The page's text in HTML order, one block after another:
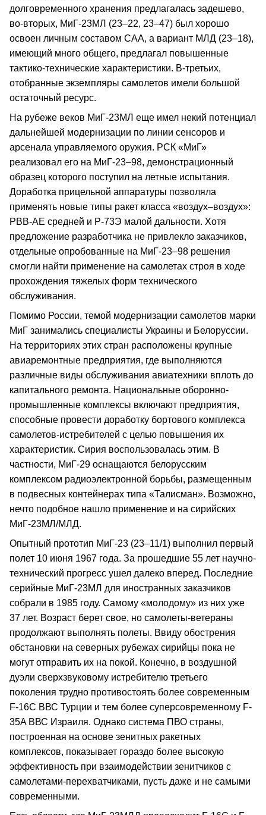
долговременного хранения предлагалась задешево,
во-вторых, МиГ-23МЛ (23–22, 23–47) был хорошо
освоен личным составом САА, а вариант МЛД (23–18),
имеющий много общего, предлагал повышенные
тактико-технические характеристики. В-третьих,
отобранные экземпляры самолетов имели большой
остаточный ресурс.
На рубеже веков МиГ-23МЛ еще имел некий потенциал
дальнейшей модернизации по линии сенсоров и
арсенала управляемого оружия. РСК «МиГ»
реализовал его на МиГ-23–98, демонстрационный
образец которого поступил на летные испытания.
Доработка прицельной аппаратуры позволяла
применять новые типы ракет класса «воздух–воздух»:
РВВ-АЕ средней и Р-73Э малой дальности. Хотя
предложение разработчика не привлекло заказчиков,
отдельные опробованные на МиГ-23–98 решения
смогли найти применение на самолетах строя в ходе
прохождения тяжелых форм технического
обслуживания.
Помимо России, темой модернизации самолетов марки
МиГ занимались специалисты Украины и Белоруссии.
На территориях этих стран расположены крупные
авиаремонтные предприятия, где выполняются
различные виды обслуживания авиатехники вплоть до
капитального ремонта. Национальные оборонно-
промышленные комплексы включают предприятия,
способные провести доработку бортового комплекса
самолетов-истребителей с целью повышения их
характеристик. Сирия воспользовалась этим. В
частности, МиГ-29 оснащаются белорусским
комплексом радиоэлектронной борьбы, размещенным
в подвесных контейнерах типа «Талисман». Возможно,
нечто подобное нашло применение и на сирийских
МиГ-23МЛ/МЛД.
Опытный прототип МиГ-23 (23–11/1) выполнил первый
полет 10 июня 1967 года. За прошедшие 55 лет научно-
технический прогресс ушел далеко вперед. Последние
серийные МиГ-23МЛ для иностранных заказчиков
собрали в 1985 году. Самому «молодому» из них уже
37 лет. Возраст берет свое, но самолеты-ветераны
продолжают выполнять полеты. Ввиду обострения
обстановки на северных рубежах сирийцы пока не
могут отправить их на покой. Конечно, в воздушной
дуэли сверхзвуковому истребителю третьего
поколения трудно противостоять более современным
F-16C ВВС Турции и тем более суперсовременному F-
35A ВВС Израиля. Однако система ПВО страны,
построенная на основе зенитных ракетных
комплексов, показывает гораздо более высокую
эффективность при взаимодействии зенитчиков с
самолетами-перехватчиками, пусть даже и не самыми
современными.